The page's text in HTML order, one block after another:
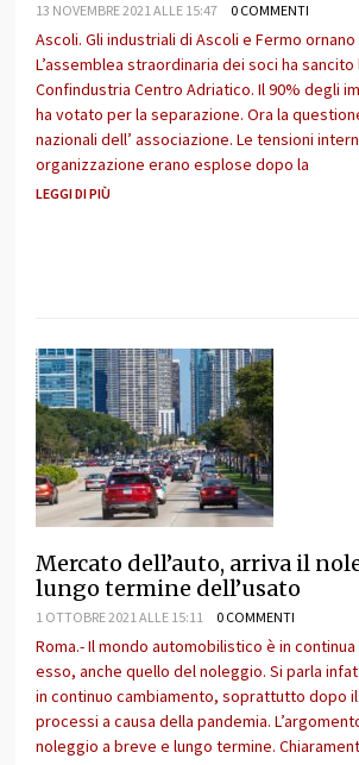
13 NOVEMBRE 2021 ALLE 15:47 0 COMMENTI
Ascoli. Gli industriali di Ascoli e Fermo
L’assemblea straordinaria dei soci ha sancito
Confindustria Centro Adriatico. Il 90% degli
ha votato per la separazione. Ora la
nazionali dell’ associazione. Le tensioni
organizzazione erano esplose dopo la
LEGGI DI PIÙ
Mercato dell’auto, arriva il
lungo termine dell’usato
1 OTTOBRE 2021 ALLE 15:11 0 COMMENTI
Roma.- Il mondo automobilistico è in
esso, anche quello del noleggio. Si parla
in continuo cambiamento, soprattutto dopo
processi a causa della pandemia.
noleggio a breve e lungo termine.